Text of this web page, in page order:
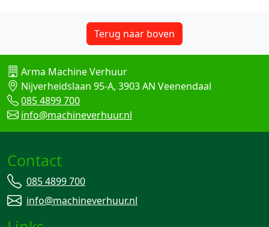
Terug naar boven
Arma Machine Verhuur
Nijverheidslaan 95-A, 3903 AN Veenendaal
085 4899 700
info@machineverhuur.nl
Contact
085 4899 700
info@machineverhuur.nl